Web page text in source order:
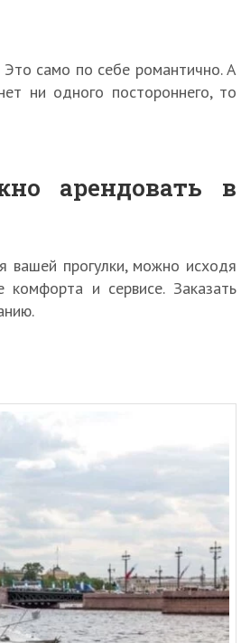
Это само по себе романтично. А
ни одного постороннего, то
арендовать в
вашей прогулки, можно исходя
и сервисе. Заказать